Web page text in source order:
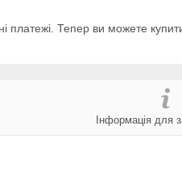
платежі. Тепер ви можете
Інформація для